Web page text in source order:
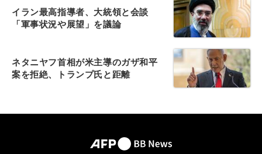
イラン最高指導者、大統領と会談
「軍事状況や展望」を議論
ネタニヤフ首相が米主導のガザ和平
案を拒絶、トランプ氏と距離